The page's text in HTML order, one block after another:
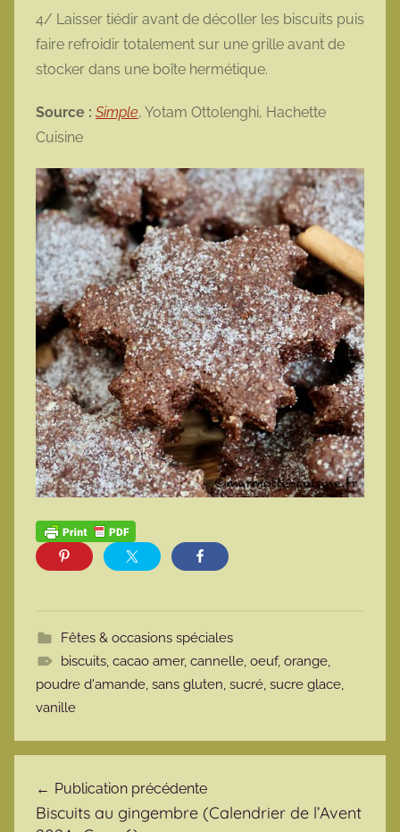
4/ Laisser tiédir avant de décoller les biscuits puis
faire refroidir totalement sur une grille avant de
stocker dans une boîte hermétique.
Source : Simple, Yotam Ottolenghi, Hachette
Cuisine
Fêtes & occasions spéciales
biscuits, cacao amer, cannelle, oeuf, orange,
poudre d'amande, sans gluten, sucré, sucre glace,
vanille
Publication précédente
Biscuits au gingembre (Calendrier de l’Avent